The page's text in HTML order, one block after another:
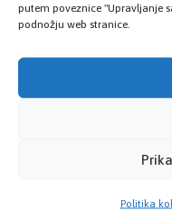
putem poveznice "Upravljanje
podnožju web stranice.
Politika